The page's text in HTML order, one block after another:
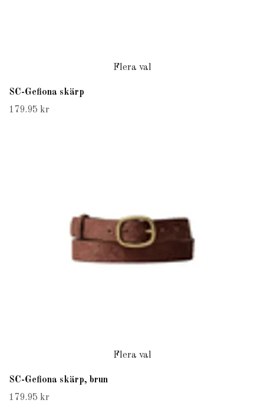
Flera val
SC-Gefiona skärp
179.95 kr
Flera val
SC-Gefiona skärp, brun
179.95 kr